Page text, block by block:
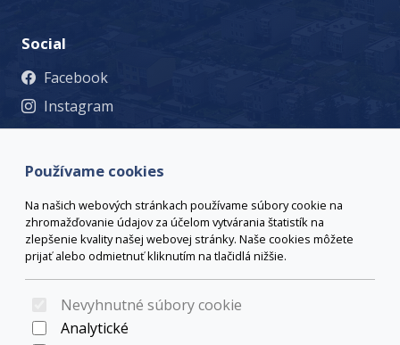
Používame cookies
Na našich webových stránkach používame súbory cookie na
zhromažďovanie údajov za účelom vytvárania štatistík na
zlepšenie kvality našej webovej stránky. Naše cookies môžete
prijať alebo odmietnuť kliknutím na tlačidlá nižšie.
Nevyhnutné súbory cookie
Analytické
Social
Facebook
Instagram
nad Hronom, +421 45 678 71 53, msu@ziar.sk,
© 2026 Arrabella s.r.o., mayabella s.r.o., Všetky práva
vyhradené.
Hosting: - Web: